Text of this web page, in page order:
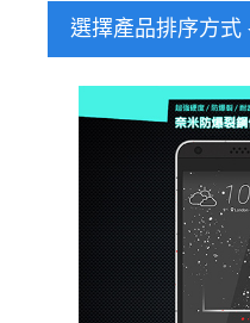
選擇產品排序方式